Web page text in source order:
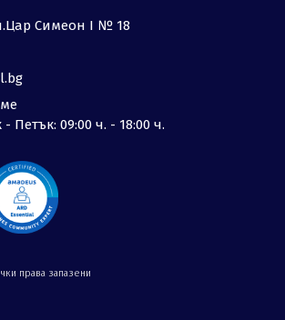
Симеон I № 18
Петък: 09:00 ч. - 18:00 ч.
права запазени